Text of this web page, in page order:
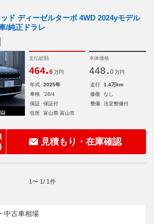
ド ディーゼルターボ 4WD 2024yモデル
/純正ドラレ
支払総額
464.6 万円
本体価格
448. 0 万円
年式 2025年 走行
1.4万km
車検
'28/4 修復
なし
保証
保証付 整備
法定整備付
住所
富山県 富山市
見積もり・在庫確認
1 〜 1 / 1 件
中古車相場